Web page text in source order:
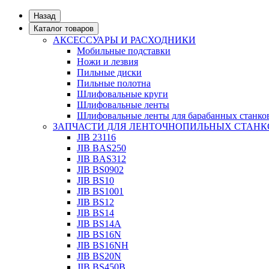
Назад
Каталог товаров
АКСЕССУАРЫ И РАСХОДНИКИ
Мобильные подставки
Ножи и лезвия
Пильные диски
Пильные полотна
Шлифовальные круги
Шлифовальные ленты
Шлифовальные ленты для барабанных
ЗАПЧАСТИ ДЛЯ ЛЕНТОЧНОПИЛЬНЫХ
JIB 23116
JIB BAS250
JIB BAS312
JIB BS0902
JIB BS10
JIB BS1001
JIB BS12
JIB BS14
JIB BS14А
JIB BS16N
JIB BS16NH
JIB BS20N
JIB BS450B